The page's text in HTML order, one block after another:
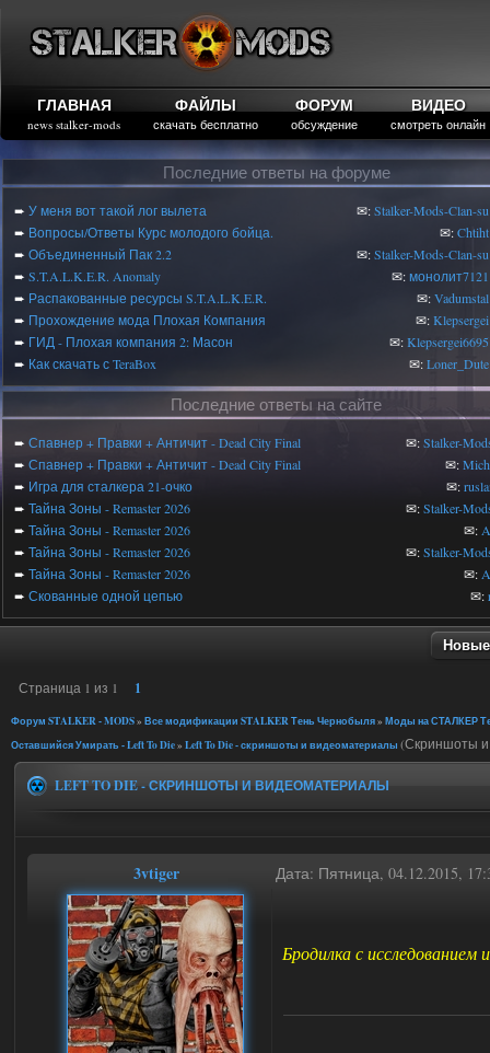
ГЛАВНАЯ
news stalker-mods
ФАЙЛЫ
скачать бесплатно
ФОРУМ
обсуждение
ВИДЕО
смотреть онлайн
Последние ответы на форуме
➨ У меня вот такой лог вылета ✉:Stalker-Mods-Clan-su
➨ Вопросы/Ответы Курс молодого бойца. ✉:Chtiht
➨ Объединенный Пак 2.2 ✉:Stalker-Mods-Clan-su
➨ S.T.A.L.K.E.R. Anomaly ✉:монолит7121
➨ Распакованные ресурсы S.T.A.L.K.E.R. ✉:Vadumstal
➨ Прохождение мода Плохая Компания ✉:Klepsergei
➨ ГИД - Плохая компания 2: Масон ✉:Klepsergei6695
➨ Как скачать с TeraBox ✉:Loner_Dute
Последние ответы на сайте
➨ Спавнер + Правки + Античит - Dead City Final ✉:Stalker-
➨ Спавнер + Правки + Античит - Dead City Final ✉:
➨ Игра для сталкера 21-очко ✉:
➨ Тайна Зоны - Remaster 2026 ✉:Stalker-
➨ Тайна Зоны - Remaster 2026 ✉:
➨ Тайна Зоны - Remaster 2026 ✉:Stalker-
➨ Тайна Зоны - Remaster 2026 ✉:
➨ Скованные одной цепью ✉:
Страница 1 из 1 1
Форум STALKER - MODS» Все модификации STALKER Тень Чернобыля» Моды на СТАЛКЕР
Оставшийся Умирать - Left To Die» Left To Die - скриншоты и видеоматериалы (Скриншоты и
LEFT TO DIE - СКРИНШОТЫ И ВИДЕОМАТЕРИАЛЫ
3vtiger Дата: Пятница, 04.12.2015,
Бродилка с